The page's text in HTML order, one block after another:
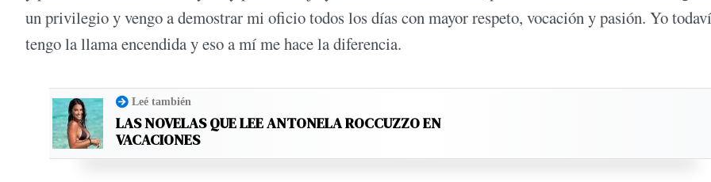
un privilegio y vengo a demostrar mi oficio todos los días con mayor respeto, vocación y pasión. Yo
tengo la llama encendida y eso a mí me hace la diferencia.
Leé también
LAS NOVELAS QUE LEE ANTONELA ROCCUZZO EN
VACACIONES